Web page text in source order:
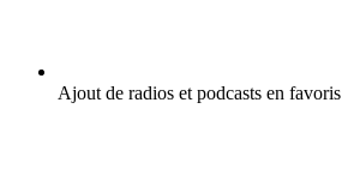
Ajout de radios et podcasts en favoris